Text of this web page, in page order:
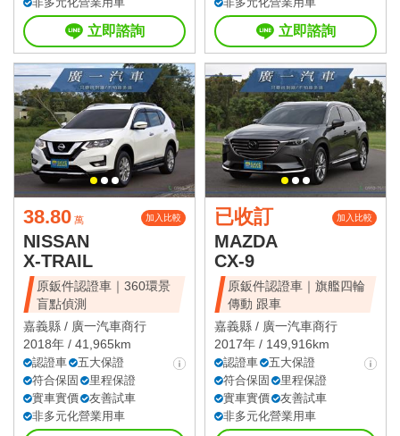
立即諮詢 立即諮詢
38.80 萬 加入比較
NISSAN
X-TRAIL
原鈑件認證車｜360環景
盲點偵測
嘉義縣 / 廣一汽車商行
2018年 / 41,965km
認證車
五大保證
符合保固
里程保證
實車實價
友善試車
非多元化營業用車
已收訂 加入比較
MAZDA
CX-9
原鈑件認證車｜旗艦四輪
傳動 跟車
嘉義縣 / 廣一汽車商行
2017年 / 149,916km
認證車
五大保證
符合保固
里程保證
實車實價
友善試車
非多元化營業用車